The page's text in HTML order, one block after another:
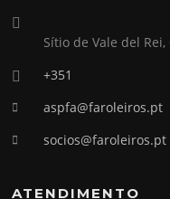
Sítio de Vale del Rei,
+351
aspfa@faroleiros.pt
socios@faroleiros.pt
ATENDIMENTO